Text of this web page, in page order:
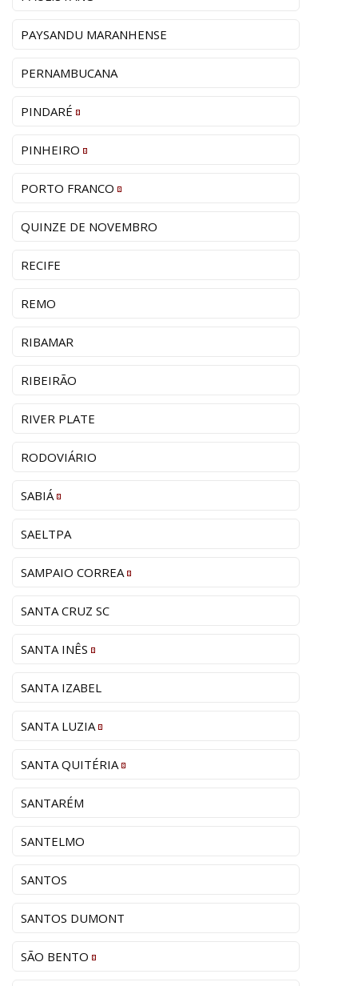
PAYSANDU MARANHENSE
PERNAMBUCANA
PINDARÉ
PINHEIRO
PORTO FRANCO
QUINZE DE NOVEMBRO
RECIFE
REMO
RIBAMAR
RIBEIRÃO
RIVER PLATE
RODOVIÁRIO
SABIÁ
SAELTPA
SAMPAIO CORREA
SANTA CRUZ SC
SANTA INÊS
SANTA IZABEL
SANTA LUZIA
SANTA QUITÉRIA
SANTARÉM
SANTELMO
SANTOS
SANTOS DUMONT
SÃO BENTO